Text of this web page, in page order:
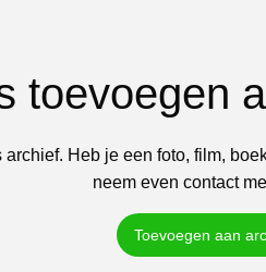
toevoegen
Heb je een foto, film,
neem even contact
Toevoegen aan